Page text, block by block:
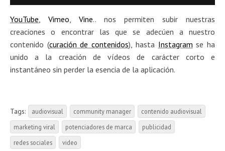
YouTube, Vimeo, Vine.. nos permiten subir nuestras
creaciones o encontrar las que se adecúen a nuestro
contenido (curación de contenidos), hasta Instagram se ha
unido a la creación de vídeos de carácter corto e
instantáneo sin perder la esencia de la aplicación.
Tags: audiovisual community manager
contenido audiovisual
marketing viral
potenciadores de marca
publicidad
redes sociales
video